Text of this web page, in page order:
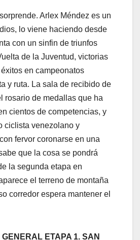
Arlex Méndez es un
lo viene haciendo desde
con un sinfin de triunfos
de la Juventud, victorias
en campeonatos
y ruta. La sala de recibido de
rosario de medallas que ha
cientos de competencias, y
ciclista venezolano y
fervor coronarse en una
que la cosa se pondrá
la segunda etapa en
el terreno de montaña
corredor espera mantener el
ETAPA 1. SAN